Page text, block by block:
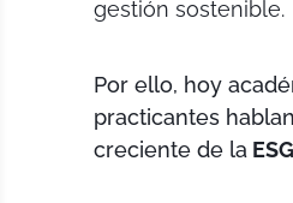
gestión sostenible.
Por ello, hoy
practicantes
creciente de la